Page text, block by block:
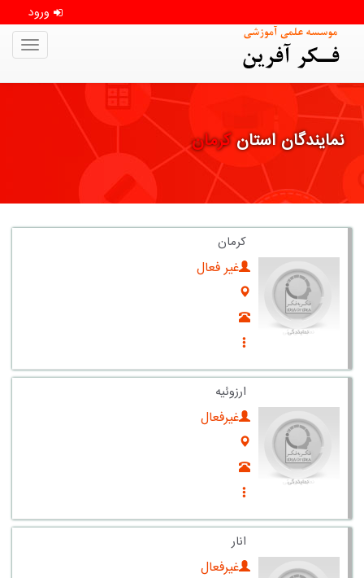
ورود
نمایندگان استانكرمان
کرمان
غیر فعال
ارزوئیه
غیرفعال
انار
غیرفعال